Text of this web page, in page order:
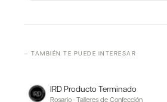
— TAMBIÉN TE PUEDE INTERESAR
IRD Producto Terminado
Rosario · Talleres de Confección